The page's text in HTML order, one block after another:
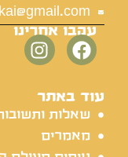
עקבו אחרינו
עוד באתר
שאלות
מאמרים